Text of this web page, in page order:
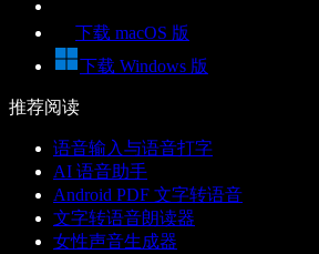
下载 macOS 版
下载 Windows 版
推荐阅读
语音输入与语音打字
AI 语音助手
Android PDF 文字转语音
文字转语音朗读器
女性声音生成器